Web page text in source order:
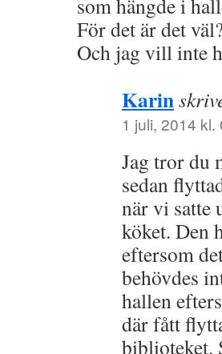
som hängde i
För det är det
Och jag vill inte
Karin
1 juli, 2014 kl.
Jag tror du
sedan
när vi satte
köket. Den
eftersom
behövdes
hallen
där fått
biblioteket.